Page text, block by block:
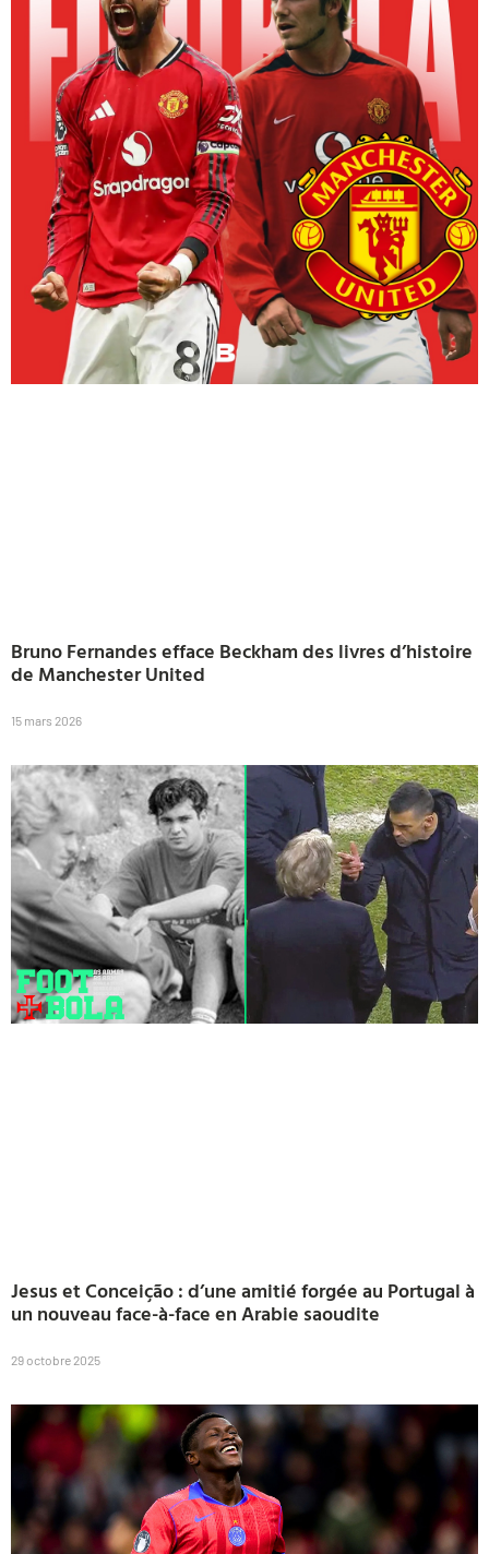
Bruno Fernandes efface Beckham des livres d’histoire
de Manchester United
15 mars 2026
Jesus et Conceição : d’une amitié forgée au Portugal à
un nouveau face-à-face en Arabie saoudite
29 octobre 2025